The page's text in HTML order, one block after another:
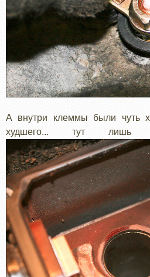
А внутри клеммы были чуть
худшего... тут лишь